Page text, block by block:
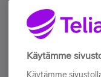
Älä jää paitsi
Tilaa Telian
Käytämme
Käytämme